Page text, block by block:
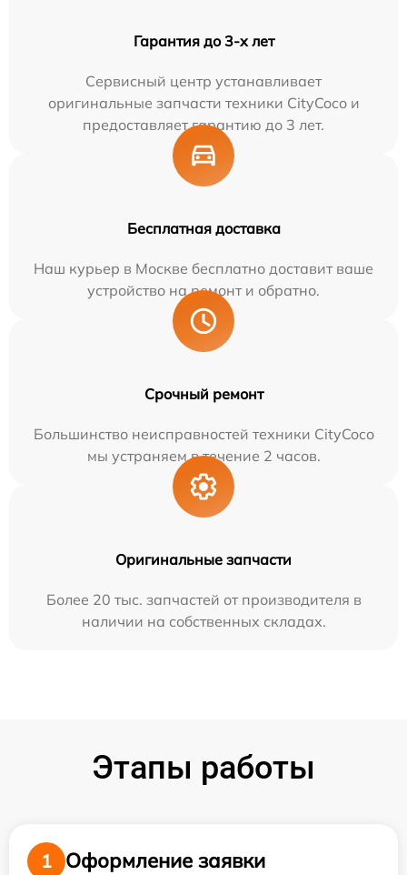
Гарантия до 3-х лет
Сервисный центр устанавливает
оригинальные запчасти техники CityCoco и
предоставляет гарантию до 3 лет.
Бесплатная доставка
Наш курьер в Москве бесплатно доставит ваше
устройство на ремонт и обратно.
Срочный ремонт
Большинство неисправностей техники CityCoco
мы устраняем в течение 2 часов.
Оригинальные запчасти
Более 20 тыс. запчастей от производителя в
наличии на собственных складах.
Этапы работы
1
Оформление заявки